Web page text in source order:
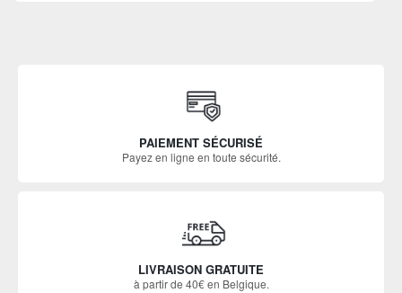
PAIEMENT SÉCURISÉ
Payez en ligne en toute sécurité.
LIVRAISON GRATUITE
à partir de 40€ en Belgique.